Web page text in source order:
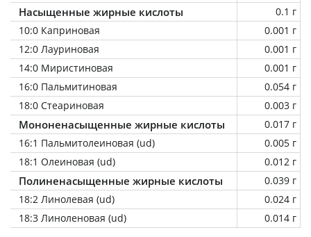
Насыщенные жирные кислоты
0.1 г
10:0 Каприновая
0.001 г
12:0 Лауриновая
0.001 г
14:0 Миристиновая
0.001 г
16:0 Пальмитиновая
0.054 г
18:0 Стеариновая
0.003 г
Мононенасыщенные жирные кислоты
0.017 г
16:1 Пальмитолеиновая (ud)
0.005 г
18:1 Олеиновая (ud)
0.012 г
Полиненасыщенные жирные кислоты
0.039 г
18:2 Линолевая (ud)
0.024 г
18:3 Линоленовая (ud)
0.014 г